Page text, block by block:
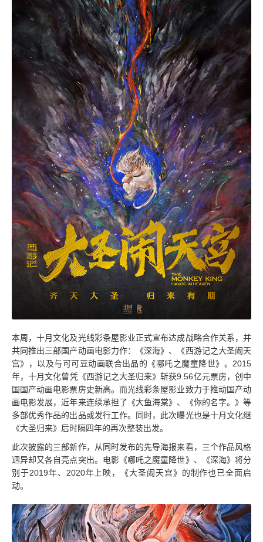
本周，十月文化及光线彩条屋影业正式宣布达成战略合作关系，并
共同推出三部国产动画电影力作：《深海》、《西游记之大圣闹天
宫》，以及与可可豆动画联合出品的《哪吒之魔童降世》。2015
年，十月文化曾凭《西游记之大圣归来》斩获9.56亿元票房，创中
国国产动画电影票房史新高。而光线彩条屋影业致力于推动国产动
画电影发展，近年来连续承担了《大鱼海棠》、《你的名字。》等
多部优秀作品的出品或发行工作。同时，此次曝光也是十月文化继
《大圣归来》后时隔四年的再次整装出发。
此次披露的三部新作，从同时发布的先导海报来看，三个作品风格
迥异却又各自亮点突出。电影《哪吒之魔童降世》、《深海》将分
别于2019年、2020年上映，《大圣闹天宫》的制作也已全面启
动。